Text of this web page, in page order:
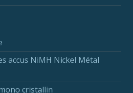
accus NiMH Nickel Métal
cristallin